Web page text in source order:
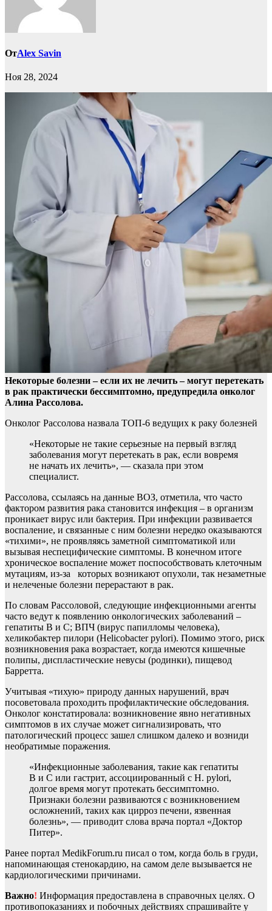
ОтAlex Savin
Ноя 28, 2024
Некоторые болезни – если их не лечить – могут перетекать
в рак практически бессимптомно, предупредила онколог
Алина Рассолова.
Онколог Рассолова назвала ТОП-6 ведущих к раку болезней
«Некоторые не такие серьезные на первый взгляд
заболевания могут перетекать в рак, если вовремя
не начать их лечить», — сказала при этом
специалист.
Рассолова, ссылаясь на данные ВОЗ, отметила, что часто
фактором развития рака становится инфекция – в организм
проникает вирус или бактерия. При инфекции развивается
воспаление, и связанные с ним болезни нередко оказываются
«тихими», не проявляясь заметной симптоматикой или
вызывая неспецифические симптомы. В конечном итоге
хроническое воспаление может поспособствовать клеточным
мутациям, из-за которых возникают опухоли, так незаметные
и нелеченые болезни перерастают в рак.
По словам Рассоловой, следующие инфекционными агенты
часто ведут к появлению онкологических заболеваний –
гепатиты В и С; ВПЧ (вирус папилломы человека),
хеликобактер пилори (Helicobacter pylori). Помимо этого, риск
возникновения рака возрастает, когда имеются кишечные
полипы, диспластические невусы (родинки), пищевод
Барретта.
Учитывая «тихую» природу данных нарушений, врач
посоветовала проходить профилактические обследования.
Онколог констатировала: возникновение явно негативных
симптомов в их случае может сигнализировать, что
патологический процесс зашел слишком далеко и возниди
необратимые поражения.
«Инфекционные заболевания, такие как гепатиты
В и С или гастрит, ассоциированный с H. pylori,
долгое время могут протекать бессимптомно.
Признаки болезни развиваются с возникновением
осложнений, таких как цирроз печени, язвенная
болезнь», — приводит слова врача портал «Доктор
Питер».
Ранее портал MedikForum.ru писал о том, когда боль в груди,
напоминающая стенокардию, на самом деле вызывается не
кардиологическими причинами.
Важно! Информация предоставлена в справочных целях. О
противопоказаниях и побочных действиях спрашивайте у